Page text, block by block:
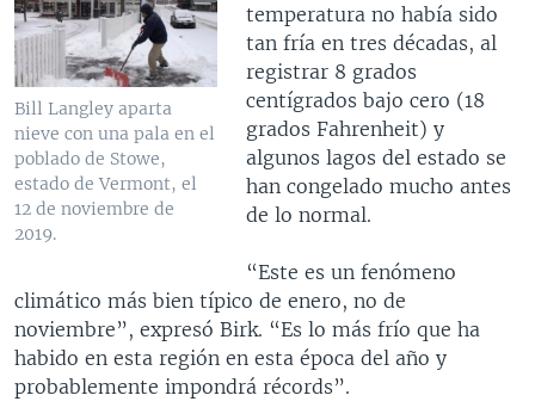
Bill Langley aparta
nieve con una pala en el
poblado de Stowe,
estado de Vermont, el
12 de noviembre de
2019.
temperatura no había sido
tan fría en tres décadas, al
registrar 8 grados
centígrados bajo cero (18
grados Fahrenheit) y
algunos lagos del estado se
han congelado mucho antes
de lo normal.
“Este es un fenómeno
climático más bien típico de enero, no de
noviembre”, expresó Birk. “Es lo más frío que ha
habido en esta región en esta época del año y
probablemente impondrá récords”.